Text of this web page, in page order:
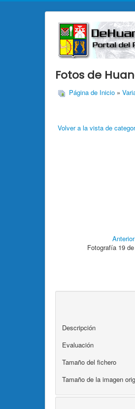
Fotos de
Página de Inicio »
Volver a la vista de
Anterior
Fotografía 19
Descripción
Evaluación
Tamaño del fichero
Tamaño de la imagen